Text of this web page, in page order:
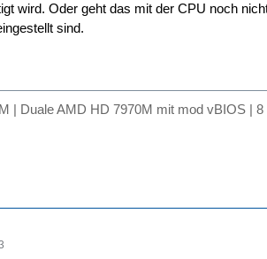
wird. Oder geht das mit der CPU noch
sind.
| Duale AMD HD 7970M mit mod vBIOS |